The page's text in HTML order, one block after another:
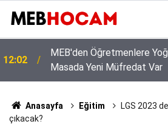
12:02
MEB'den Öğretmenlere
Masada Yeni Müfredat Var
Anasayfa Eğitim
LGS 2023
çıkacak?